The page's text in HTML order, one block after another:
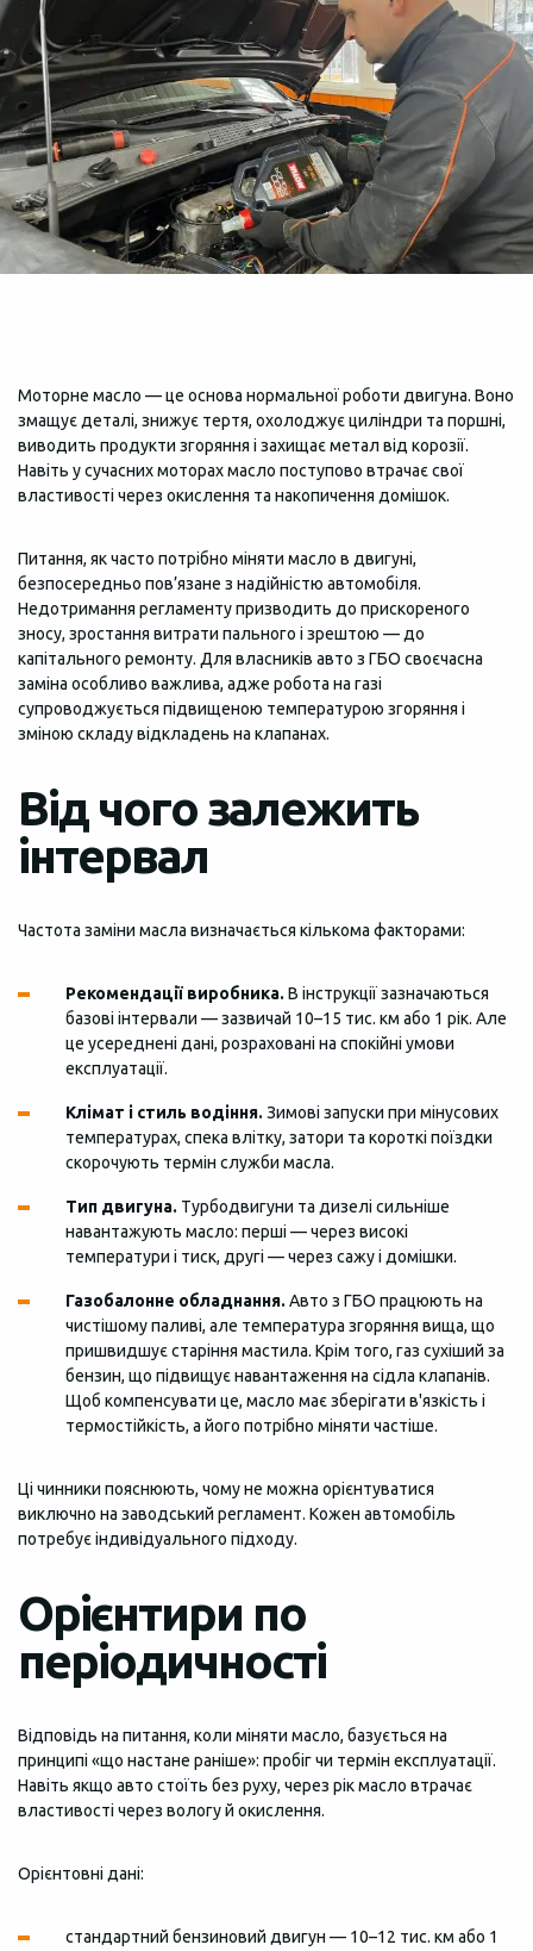
Моторне масло — це основа нормальної роботи двигуна. Воно
змащує деталі, знижує тертя, охолоджує циліндри та поршні,
виводить продукти згоряння і захищає метал від корозії.
Навіть у сучасних моторах масло поступово втрачає свої
властивості через окислення та накопичення домішок.
Питання, як часто потрібно міняти масло в двигуні,
безпосередньо пов’язане з надійністю автомобіля.
Недотримання регламенту призводить до прискореного
зносу, зростання витрати пального і зрештою — до
капітального ремонту. Для власників авто з ГБО своєчасна
заміна особливо важлива, адже робота на газі
супроводжується підвищеною температурою згоряння і
зміною складу відкладень на клапанах.
Від чого залежить
інтервал
Частота заміни масла визначається кількома факторами:
Рекомендації виробника. В інструкції зазначаються
базові інтервали — зазвичай 10–15 тис. км або 1 рік. Але
це усереднені дані, розраховані на спокійні умови
експлуатації.
Клімат і стиль водіння. Зимові запуски при мінусових
температурах, спека влітку, затори та короткі поїздки
скорочують термін служби масла.
Тип двигуна. Турбодвигуни та дизелі сильніше
навантажують масло: перші — через високі
температури і тиск, другі — через сажу і домішки.
Газобалонне обладнання. Авто з ГБО працюють на
чистішому паливі, але температура згоряння вища, що
пришвидшує старіння мастила. Крім того, газ сухіший за
бензин, що підвищує навантаження на сідла клапанів.
Щоб компенсувати це, масло має зберігати в'язкість і
термостійкість, а його потрібно міняти частіше.
Ці чинники пояснюють, чому не можна орієнтуватися
виключно на заводський регламент. Кожен автомобіль
потребує індивідуального підходу.
Орієнтири по
періодичності
Відповідь на питання, коли міняти масло, базується на
принципі «що настане раніше»: пробіг чи термін експлуатації.
Навіть якщо авто стоїть без руху, через рік масло втрачає
властивості через вологу й окислення.
Орієнтовні дані:
стандартний бензиновий двигун — 10–12 тис. км або 1